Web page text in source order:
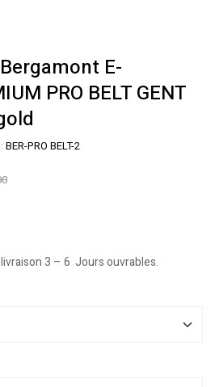
E-
PRO BELT GENT
BER-PRO BELT-2
3 – 6 Jours ouvrables.